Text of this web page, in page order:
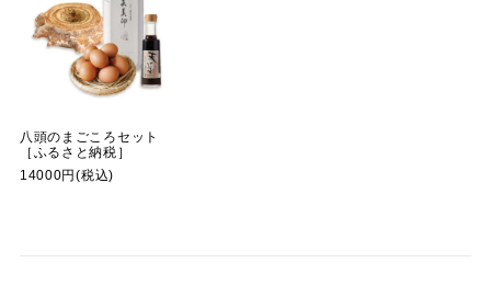
八頭のまごころセット
［ふるさと納税］
14000円(税込)